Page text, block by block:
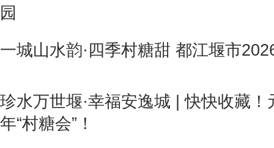
园
一城山水韵·四季村糖甜 都江堰市
珍水万世堰·幸福安逸城 | 快快收藏
年“村糖会”！